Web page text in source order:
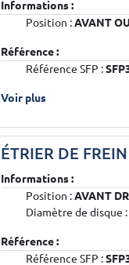
Informations :
Position : AVANT
Référence :
Référence SFP :
Voir plus
ÉTRIER DE
Informations :
Position : AVANT
Diamètre de disque :
Référence :
Référence SFP :